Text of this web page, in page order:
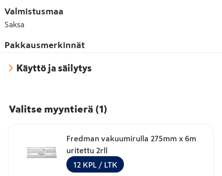
Valmistusmaa
Saksa
Pakkausmerkinnät
Käyttö ja säilytys
Valitse myyntierä (1 )
Fredman vakuumirulla 275mm x 6m
uritettu 2rll
12 KPL / LTK